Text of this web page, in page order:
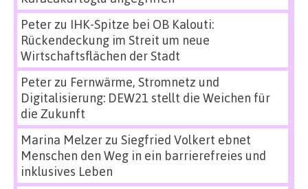
Peterzu IHK-Spitze bei OB Kalouti:
Rückendeckung im Streit um neue
Wirtschaftsflächen der Stadt
Peterzu Fernwärme, Stromnetz und
Digitalisierung: DEW21 stellt die Weichen für
die Zukunft
Marina Melzerzu Siegfried Volkert ebnet
Menschen den Weg in ein barrierefreies und
inklusives Leben